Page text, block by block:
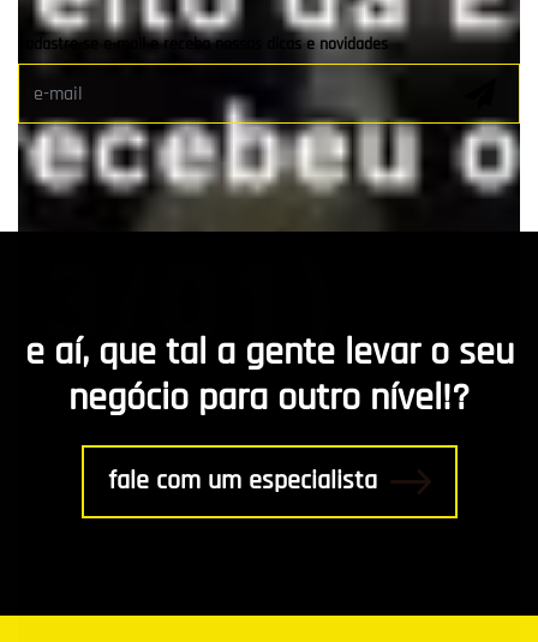
Clientes e Parceiros
Marketing Digital
E-mail Marketing
Hospedagem de Sites
Desenvolvimento de app
R8 Indica
Gestão
cadastre-se e-mail e receba nossas dicas e novidades
e aí, que tal a gente levar o seu
negócio para outro nível!?
fale com um especialista